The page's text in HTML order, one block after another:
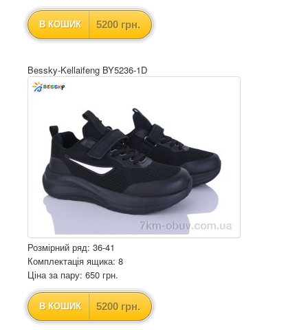
В КОШИК 5200 грн.
Bessky-Kellaifeng BY5236-1D
Розмірний ряд: 36-41
Комплектація ящика: 8
Ціна за пару: 650 грн.
В КОШИК 5200 грн.